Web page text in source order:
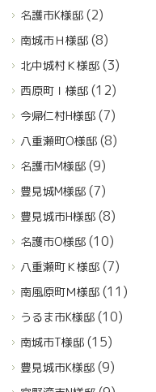
名護市K様邸 (2)
南城市Ｈ様邸 (8)
北中城村Ｋ様邸 (3)
西原町Ｉ様邸 (12)
今帰仁村H様邸 (7)
八重瀬町O様邸 (8)
名護市M様邸 (9)
豊見城M様邸 (7)
豊見城市H様邸 (8)
名護市O様邸 (10)
八重瀬町Ｋ様邸 (7)
南風原町Ｍ様邸 (11)
うるま市K様邸 (10)
南城市T様邸 (15)
豊見城市K様邸 (9)